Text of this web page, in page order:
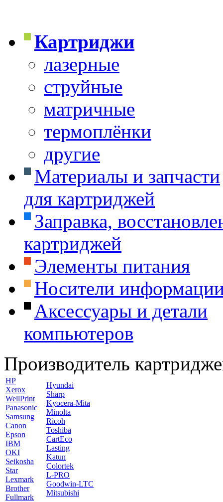
Картриджи
лазерные
струйные
матричные
термоплёнки
другие
Материалы и запчасти
для картриджей
Заправка,
картриджей
Элементы питания
Носители
Аксессуары и детали
компьютеров
Производитель
HP
Xerox
WellPrint
Panasonic
Samsung
Canon
Epson
IBM
OKI
Seikosha
Star
Lexmark
Brother
Fullmark
Hyundai
Sharp
Kyocera-Mita
Minolta
Ricoh
Toshiba
CartEco
Lasting
Katun
Colortek
L-PRO
Goodwin-LTC
Mitsubishi